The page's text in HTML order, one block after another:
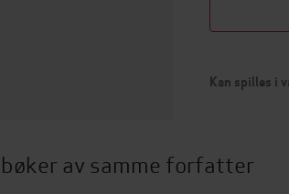
Kan spilles i
av samme forfatter